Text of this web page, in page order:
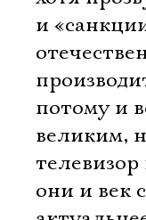
и
потому и
великим,
телевизор
они и век